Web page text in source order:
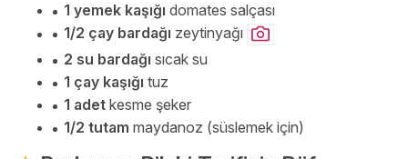
1 yemek kaşığı domates salçası
1/2 çay bardağı zeytinyağı
2 su bardağı sıcak su
1 çay kaşığı tuz
1 adet kesme şeker
1/2 tutam maydanoz (süslemek için)